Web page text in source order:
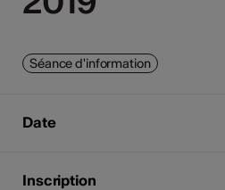
Séance d'information
Date
Inscription